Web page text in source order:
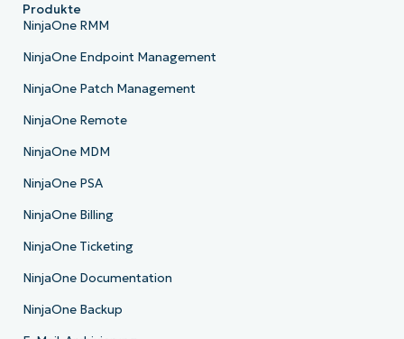
Produkte
NinjaOne RMM
NinjaOne Endpoint Management
NinjaOne Patch Management
NinjaOne Remote
NinjaOne MDM
NinjaOne PSA
NinjaOne Billing
NinjaOne Ticketing
NinjaOne Documentation
NinjaOne Backup